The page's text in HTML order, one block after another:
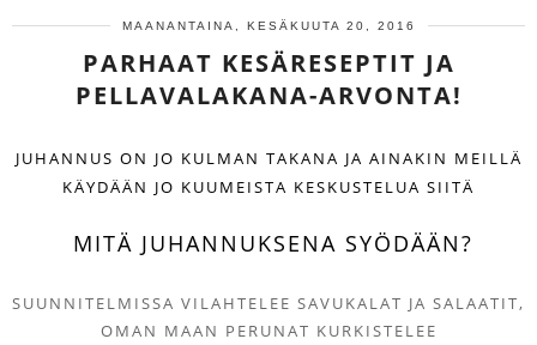
MAANANTAINA, KESÄKUUTA 20, 2016
PARHAAT KESÄRESEPTIT JA
PELLAVALAKANA-ARVONTA!
JUHANNUS ON JO KULMAN TAKANA JA AINAKIN MEILLÄ
KÄYDÄÄN JO KUUMEISTA KESKUSTELUA SIITÄ
MITÄ JUHANNUKSENA SYÖDÄÄN?
SUUNNITELMISSA VILAHTELEE SAVUKALAT JA SALAATIT,
OMAN MAAN PERUNAT KURKISTELEE